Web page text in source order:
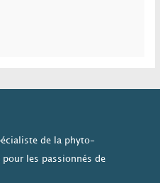
de la phyto-
les passionnés de